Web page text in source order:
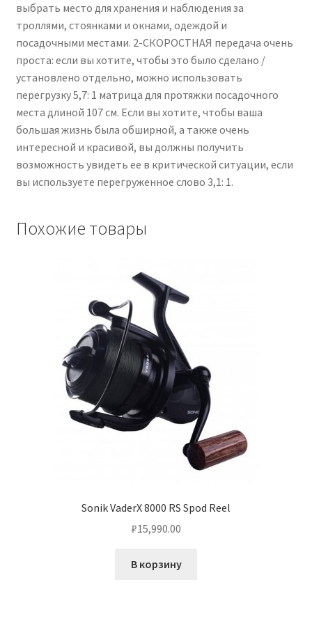
выбрать место для хранения и наблюдения за
троллями, стоянками и окнами, одеждой и
посадочными местами. 2-СКОРОСТНАЯ передача очень
проста: если вы хотите, чтобы это было сделано /
установлено отдельно, можно использовать
перегрузку 5,7: 1 матрица для протяжки посадочного
места длиной 107 см. Если вы хотите, чтобы ваша
большая жизнь была обширной, а также очень
интересной и красивой, вы должны получить
возможность увидеть ее в критической ситуации, если
вы используете перегруженное слово 3,1: 1.
Похожие товары
Sonik VaderX 8000 RS Spod Reel
₽15,990.00
В корзину